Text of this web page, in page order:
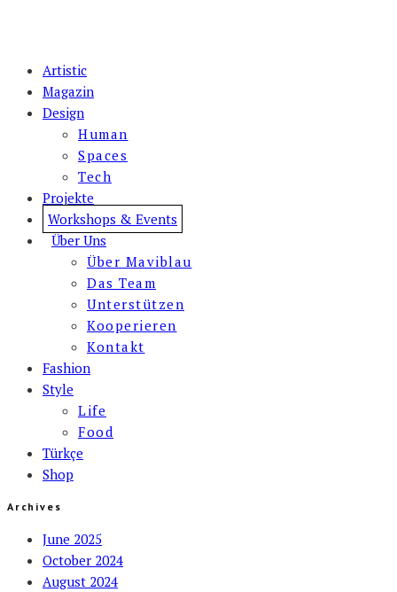
Artistic
Magazin
Design
Human
Spaces
Tech
Projekte
Workshops & Events
Über Uns
Über Maviblau
Das Team
Unterstützen
Kooperieren
Kontakt
Fashion
Style
Life
Food
Türkçe
Shop
Archives
June 2025
October 2024
August 2024